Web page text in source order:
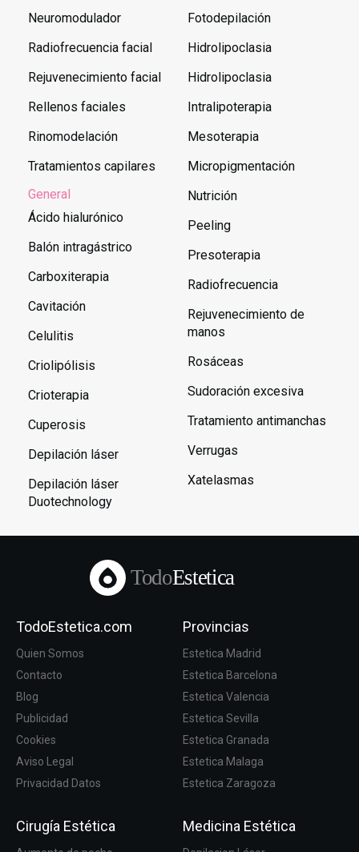
Neuromodulador
Radiofrecuencia facial
Rejuvenecimiento facial
Rellenos faciales
Rinomodelación
Tratamientos capilares
General
Ácido hialurónico
Balón intragástrico
Carboxiterapia
Cavitación
Celulitis
Criolipólisis
Crioterapia
Cuperosis
Depilación láser
Depilación láser
Duotechnology
Fotodepilación
Hidrolipoclasia
Hidrolipoclasia
Intralipoterapia
Mesoterapia
Micropigmentación
Nutrición
Peeling
Presoterapia
Radiofrecuencia
Rejuvenecimiento de
manos
Rosáceas
Sudoración excesiva
Tratamiento antimanchas
Verrugas
Xatelasmas
TodoEstetica
TodoEstetica.com
Quien Somos
Contacto
Blog
Publicidad
Cookies
Aviso Legal
Privacidad Datos
Provincias
Estetica Madrid
Estetica Barcelona
Estetica Valencia
Estetica Sevilla
Estetica Granada
Estetica Malaga
Estetica Zaragoza
Cirugía Estética Medicina Estética